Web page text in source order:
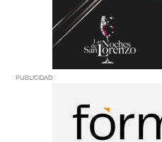
PUBLICIDAD